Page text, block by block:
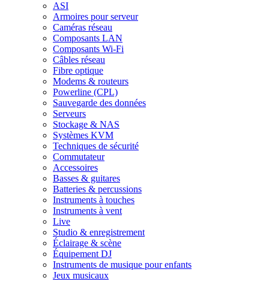
ASI
Armoires pour serveur
Caméras réseau
Composants LAN
Composants Wi-Fi
Câbles réseau
Fibre optique
Modems & routeurs
Powerline (CPL)
Sauvegarde des données
Serveurs
Stockage & NAS
Systèmes KVM
Techniques de sécurité
Commutateur
Accessoires
Basses & guitares
Batteries & percussions
Instruments à touches
Instruments à vent
Live
Studio & enregistrement
Éclairage & scène
Équipement DJ
Instruments de musique pour enfants
Jeux musicaux